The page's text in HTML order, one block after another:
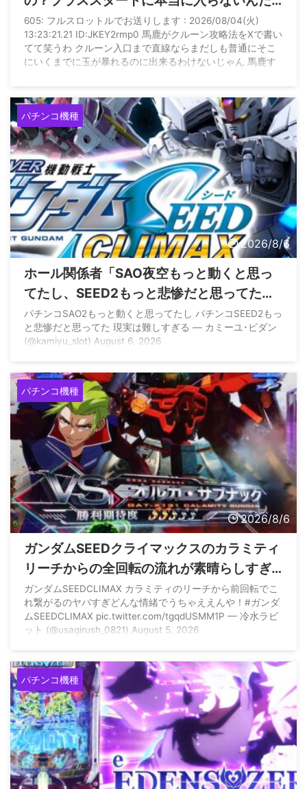
が
605: フルスロットルでお送りします : 2026/08/04(火)
13:23:21.21 ID:JKEY2rmp0 馬鹿がクルーン攻略法をXで書い
てて笑うわ クルーン入口まで直線ならまだしも普通にそこ
にいくまでに玉が暴れるのに出来るわけないじゃん 馬鹿す
パチンコ機種
2026/8/6
ホール関係者「SAO夜空もっと動くと思っ
てたし、SEED2もっと悲惨だと思ってた、
現実は難しすぎる」
パチンコSAO2もっと動くと思ってたし パチンコSEED2もっ
と悲惨だと思ってた 現実は難しすぎる — カミーユ･ビダン
(@kamiyu_slot) August 6, 2026
パチンコ機種
2026/8/6
ガンダムSEEDクライマックスのカラミティ
リーチからの全回転の流れが素晴らしすぎ
ると話題に
ガンダムSEEDCLIMAX カラミティのリーチから前回転でこ
れ繋がるのヤバすぎどんな情緒でうちゃええんや！#ガンダ
ムSEEDCLIMAX pic.twitter.com/tgqdUSMM1P — 冷水ラビ
ット (@usagirush_0821) August 5, 2026
パチンコ機種